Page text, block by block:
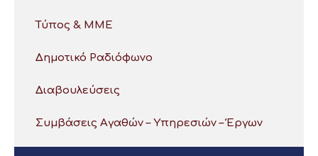
Τύπος & ΜΜΕ
Δημοτικό Ραδιόφωνο
Διαβουλεύσεις
Συμβάσεις Αγαθών – Υπηρεσιών – Έργων